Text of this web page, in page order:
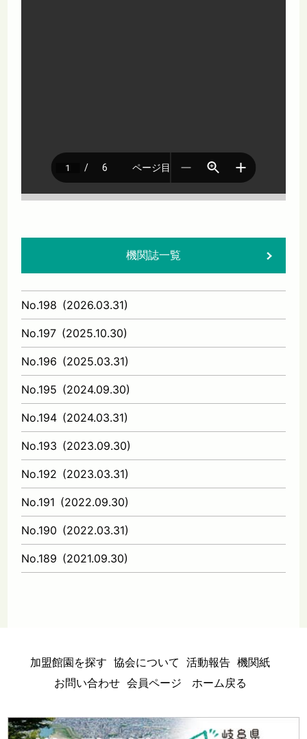
機関誌一覧
No.198 (2026.03.31)
No.197 (2025.10.30)
No.196 (2025.03.31)
No.195 (2024.09.30)
No.194 (2024.03.31)
No.193 (2023.09.30)
No.192 (2023.03.31)
No.191 (2022.09.30)
No.190 (2022.03.31)
No.189 (2021.09.30)
加盟館園を探す 協会について 活動報告 機関紙
お問い合わせ 会員ページ ホーム戻る